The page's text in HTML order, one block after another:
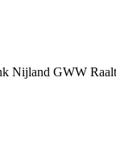
Nijland GWW